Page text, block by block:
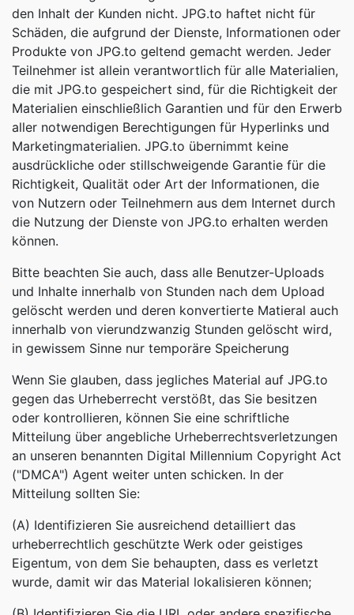
den Inhalt der Kunden nicht. JPG.to haftet nicht für
Schäden, die aufgrund der Dienste, Informationen oder
Produkte von JPG.to geltend gemacht werden. Jeder
Teilnehmer ist allein verantwortlich für alle Materialien,
die mit JPG.to gespeichert sind, für die Richtigkeit der
Materialien einschließlich Garantien und für den Erwerb
aller notwendigen Berechtigungen für Hyperlinks und
Marketingmaterialien. JPG.to übernimmt keine
ausdrückliche oder stillschweigende Garantie für die
Richtigkeit, Qualität oder Art der Informationen, die
von Nutzern oder Teilnehmern aus dem Internet durch
die Nutzung der Dienste von JPG.to erhalten werden
können.
Bitte beachten Sie auch, dass alle Benutzer-Uploads
und Inhalte innerhalb von Stunden nach dem Upload
gelöscht werden und deren konvertierte Matieral auch
innerhalb von vierundzwanzig Stunden gelöscht wird,
in gewissem Sinne nur temporäre Speicherung
Wenn Sie glauben, dass jegliches Material auf JPG.to
gegen das Urheberrecht verstößt, das Sie besitzen
oder kontrollieren, können Sie eine schriftliche
Mitteilung über angebliche Urheberrechtsverletzungen
an unseren benannten Digital Millennium Copyright Act
("DMCA") Agent weiter unten schicken. In der
Mitteilung sollten Sie:
(A) Identifizieren Sie ausreichend detailliert das
urheberrechtlich geschützte Werk oder geistiges
Eigentum, von dem Sie behaupten, dass es verletzt
wurde, damit wir das Material lokalisieren können;